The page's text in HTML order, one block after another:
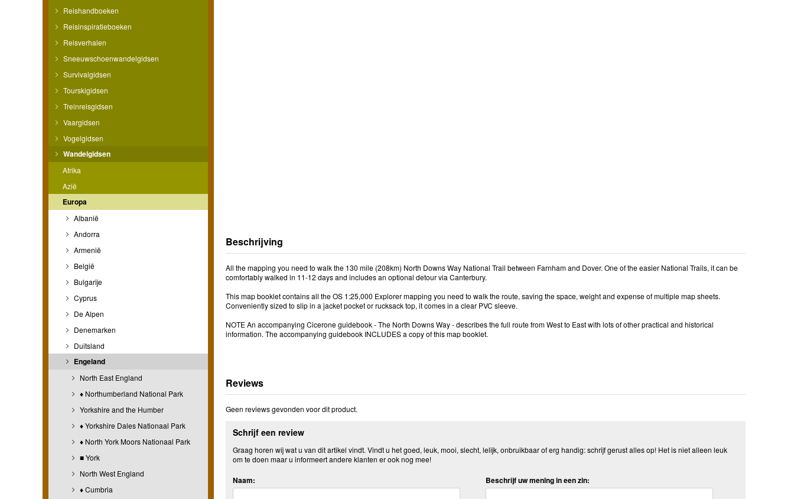
Reishandboeken
Reisinspiratieboeken
Reisverhalen
Sneeuwschoenwandelgidsen
Survivalgidsen
Tourskigidsen
Treinreisgidsen
Vaargidsen
Vogelgidsen
Wandelgidsen
Afrika
Azië
Europa
Albanië
Andorra
Armenië
België
Bulgarije
Cyprus
De Alpen
Denemarken
Duitsland
Engeland
North East England
♦ Northumberland National Park
Yorkshire and the Humber
♦ Yorkshire Dales Nationaal Park
♦ North York Moors Nationaal Park
■ York
North West England
♦ Cumbria
Beschrijving
All the mapping you need to walk the 130 mile (208km) North Downs Way National Trail between Farnham and Dover. One of the easier National Trails, it can be
comfortably walked in 11-12 days and includes an optional detour via Canterbury.
This map booklet contains all the OS 1:25,000 Explorer mapping you need to walk the route, saving the space, weight and expense of multiple map sheets.
Conveniently sized to slip in a jacket pocket or rucksack top, it comes in a clear PVC sleeve.
NOTE An accompanying Cicerone guidebook - The North Downs Way - describes the full route from West to East with lots of other practical and historical
information. The accompanying guidebook INCLUDES a copy of this map booklet.
Reviews
Geen reviews gevonden voor dit product.
Schrijf een review
Graag horen wij wat u van dit artikel vindt. Vindt u het goed, leuk, mooi, slecht, lelijk, onbruikbaar of erg handig: schrijf gerust alles op! Het is niet alleen leuk
om te doen maar u informeert andere klanten er ook nog mee!
Naam: Beschrijf uw mening in een zin: